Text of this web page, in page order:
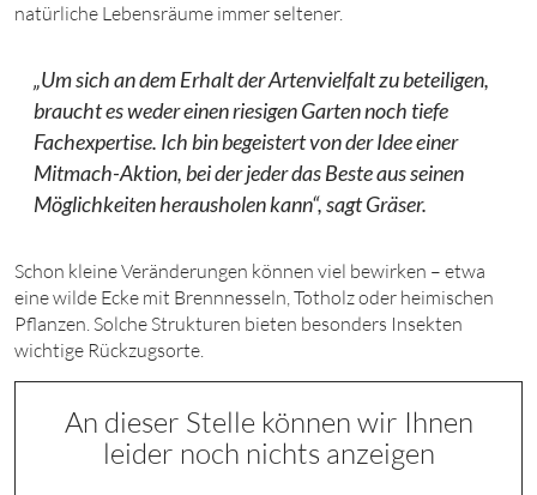
natürliche Lebensräume immer seltener.
„Um sich an dem Erhalt der Artenvielfalt zu beteiligen,
braucht es weder einen riesigen Garten noch tiefe
Fachexpertise. Ich bin begeistert von der Idee einer
Mitmach-Aktion, bei der jeder das Beste aus seinen
Möglichkeiten herausholen kann“, sagt Gräser.
Schon kleine Veränderungen können viel bewirken – etwa
eine wilde Ecke mit Brennnesseln, Totholz oder heimischen
Pflanzen. Solche Strukturen bieten besonders Insekten
wichtige Rückzugsorte.
An dieser Stelle können wir Ihnen
leider noch nichts anzeigen